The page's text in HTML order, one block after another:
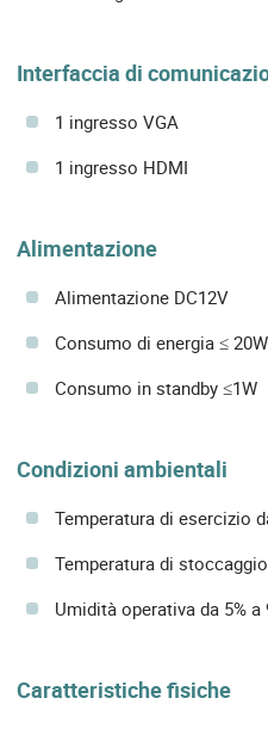
Interfaccia di
1 ingresso VGA
1 ingresso HDMI
Alimentazione
Alimentazione DC12V
Consumo di energia ≤ 20W
Consumo in standby ≤1W
Condizioni ambientali
Temperatura di esercizio
Temperatura di stoccaggio
Umidità operativa da 5% a
Caratteristiche fisiche